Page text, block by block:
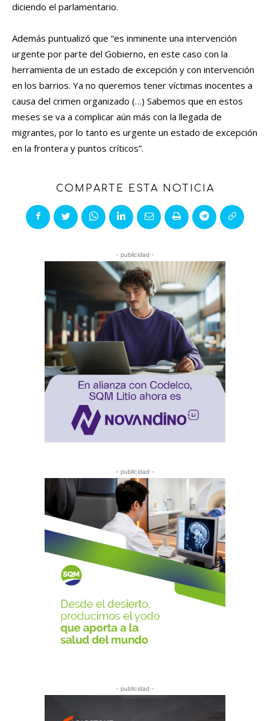
diciendo el parlamentario.
Además puntualizó que “es inminente una intervención
urgente por parte del Gobierno, en este caso con la
herramienta de un estado de excepción y con intervención
en los barrios. Ya no queremos tener víctimas inocentes a
causa del crimen organizado (…) Sabemos que en estos
meses se va a complicar aún más con la llegada de
migrantes, por lo tanto es urgente un estado de excepción
en la frontera y puntos críticos”.
COMPARTE ESTA NOTICIA
- publicidad -
- publicidad -
- publicidad -